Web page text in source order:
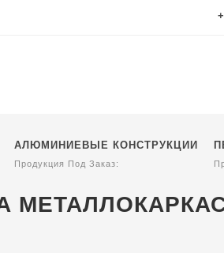
АЛЮМИНИЕВЫЕ КОНСТРУКЦИИ
Продукция Под Заказ: